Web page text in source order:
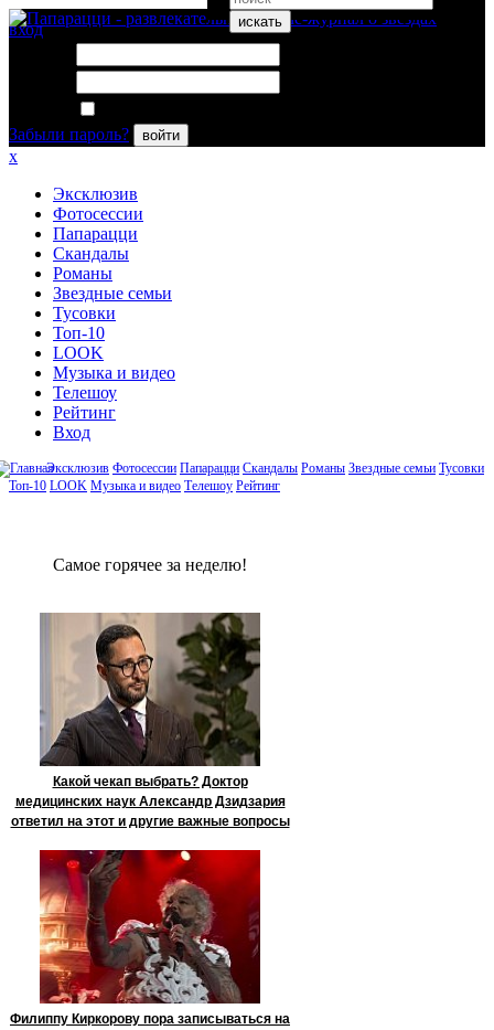
искать
вход
Забыли пароль?
войти
x
Эксклюзив
Фотосессии
Папарацци
Скандалы
Романы
Звездные семьи
Тусовки
Топ-10
LOOK
Музыка и видео
Телешоу
Рейтинг
Вход
Эксклюзив Фотосессии Папарацци Скандалы Романы Звездные семьи Тусовки
Топ-10 LOOK Музыка и видео Телешоу Рейтинг
Сaмое гoрячее за неделю!
Какой чекап выбрать? Доктор
медицинских наук Александр Дзидзария
ответил на этот и другие важные вопросы
Филиппу Киркорову пора записываться на